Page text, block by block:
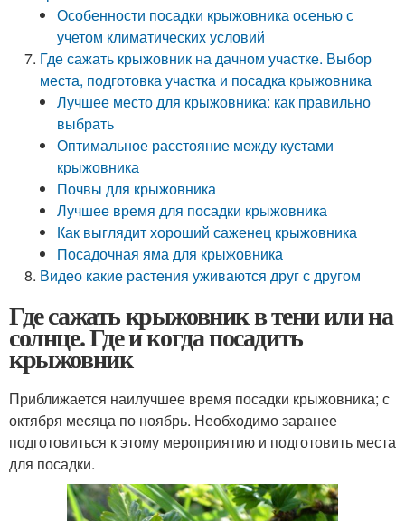
Особенности посадки крыжовника осенью с
учетом климатических условий
Где сажать крыжовник на дачном участке. Выбор
места, подготовка участка и посадка крыжовника
Лучшее место для крыжовника: как правильно
выбрать
Оптимальное расстояние между кустами
крыжовника
Почвы для крыжовника
Лучшее время для посадки крыжовника
Как выглядит хороший саженец крыжовника
Посадочная яма для крыжовника
Видео какие растения уживаются друг с другом
Где сажать крыжовник в тени или на
солнце. Где и когда посадить
крыжовник
Приближается наилучшее время посадки крыжовника; с
октября месяца по ноябрь. Необходимо заранее
подготовиться к этому мероприятию и подготовить места
для посадки.